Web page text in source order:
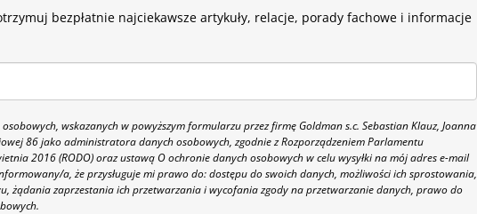
bezpłatnie najciekawsze artykuły, relacje, porady fachowe i informacje
wskazanych w powyższym formularzu przez firmę Goldman s.c. Sebastian Klauz, Joanna
86 jako administratora danych osobowych, zgodnie z Rozporządzeniem Parlamentu
2016 (RODO) oraz ustawą O ochronie danych osobowych w celu wysyłki na mój adres e-mail
a, że przysługuje mi prawo do: dostępu do swoich danych, możliwości ich sprostowania,
żądania zaprzestania ich przetwarzania i wycofania zgody na przetwarzanie danych, prawo do